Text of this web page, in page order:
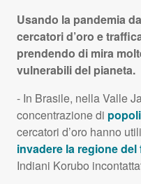
Usando la pandemia
cercatori d’oro e
prendendo di mira
vulnerabili del pianeta.
- In Brasile, nella Valle
concentrazione di
cercatori d’oro hanno
invadere la regione
Indiani Korubo